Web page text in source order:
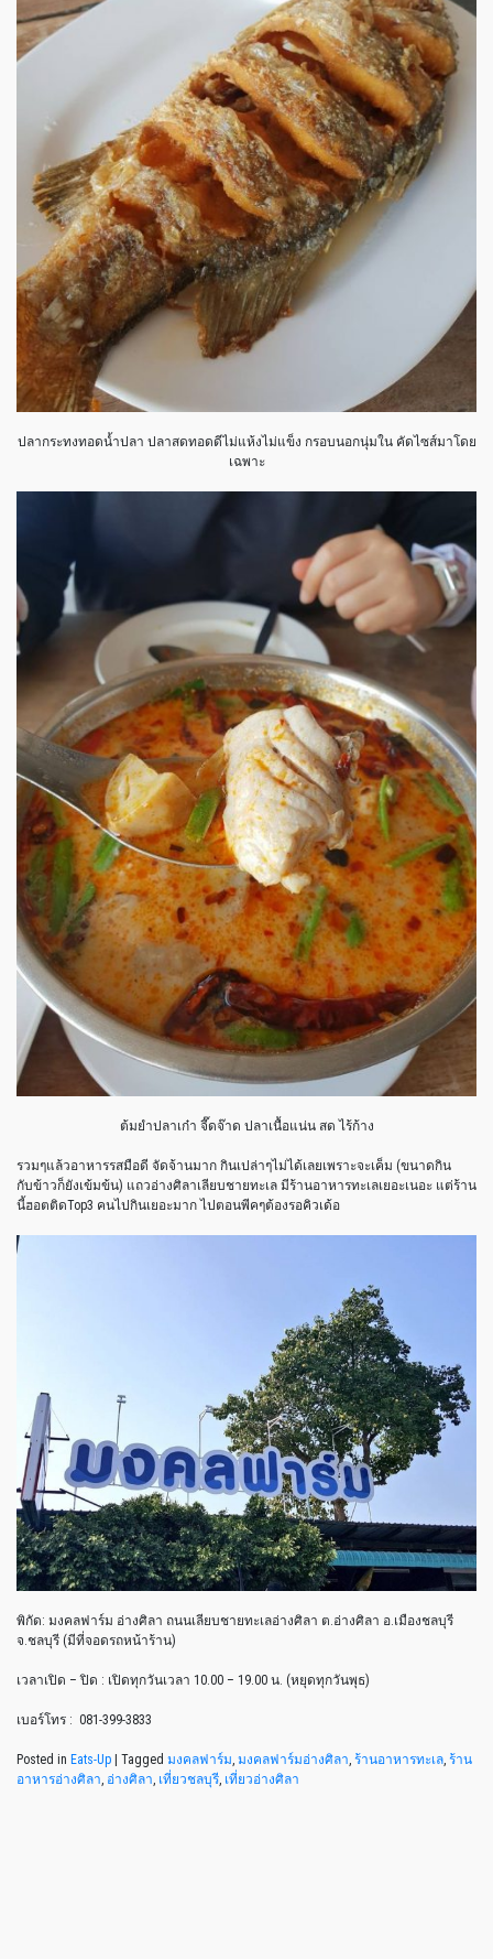
ปลากระทงทอดน้ำปลา ปลาสดทอดดีไม่แห้งไม่แข็ง กรอบนอกนุ่มใน คัดไซส์มาโดย
เฉพาะ
ต้มยำปลาเก๋า จี๊ดจ๊าด ปลาเนื้อแน่น สด ไร้ก้าง
รวมๆแล้วอาหารรสมือดี จัดจ้านมาก กินเปล่าๆไม่ได้เลยเพราะจะเค็ม (ขนาดกิน
กับข้าวก็ยังเข้มข้น) แถวอ่างศิลาเลียบชายทะเล มีร้านอาหารทะเลเยอะเนอะ แต่ร้าน
นี้ฮอตติดTop3 คนไปกินเยอะมาก ไปตอนพีคๆต้องรอคิวเด้อ
พิกัด: มงคลฟาร์ม อ่างศิลา ถนนเลียบชายทะเลอ่างศิลา ต.อ่างศิลา อ.เมืองชลบุรี
จ.ชลบุรี (มีที่จอดรถหน้าร้าน)
เวลาเปิด – ปิด : เปิดทุกวันเวลา 10.00 – 19.00 น. (หยุดทุกวันพุธ)
เบอร์โทร : 081-399-3833
Posted in Eats-Up Tagged มงคลฟาร์ม, มงคลฟาร์มอ่างศิลา, ร้านอาหารทะเล, ร้าน
อาหารอ่างศิลา, อ่างศิลา, เที่ยวชลบุรี, เที่ยวอ่างศิลา